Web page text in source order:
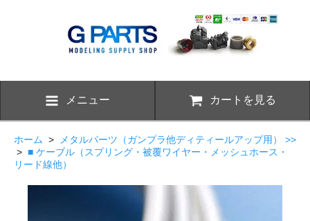
メニュー カートを見る
ホーム >
メタルパーツ（ガンプラ他ディティールアップ用） >>
> ■ ケーブル（スプリング・被覆ワイヤー・メッシュホース・
リード線他）